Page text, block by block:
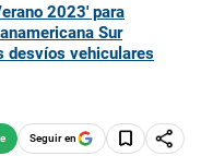
2023′ para
Sur
desvíos vehiculares
Seguir en